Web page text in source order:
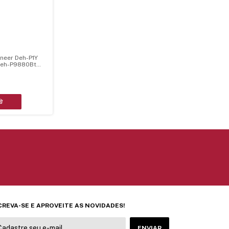
Deh-P1Y
P9880Bt
SE E APROVEITE AS NOVIDADES!